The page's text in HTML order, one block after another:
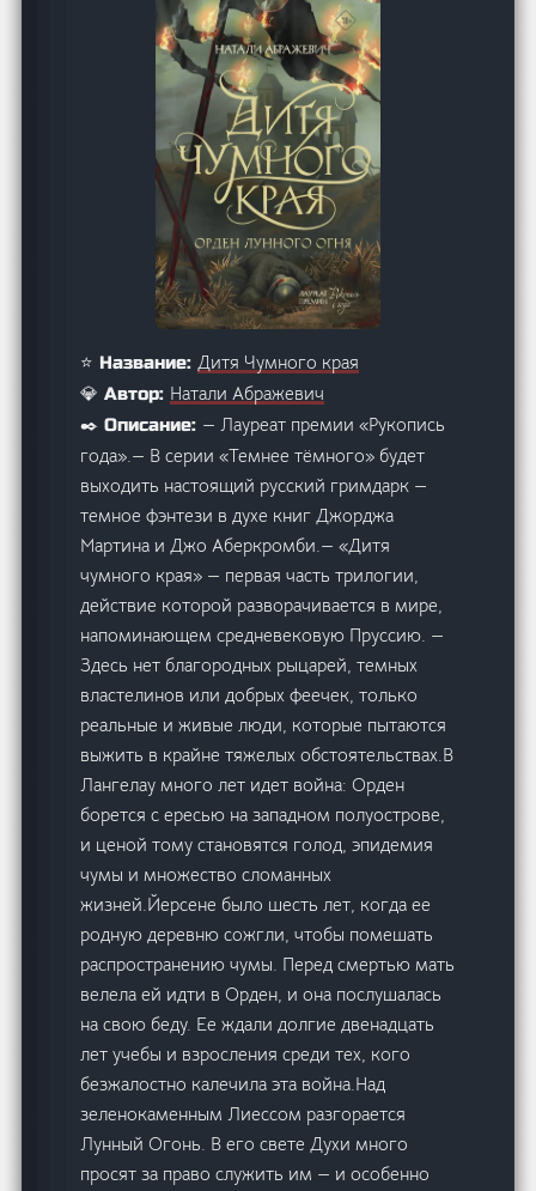
⭐ Название:Дитя Чумного края
💎 Автор: Натали Абражевич
✒️ Описание: — Лауреат премии «Рукопись
года».— В серии «Темнее тёмного» будет
выходить настоящий русский гримдарк —
темное фэнтези в духе книг Джорджа
Мартина и Джо Аберкромби.— «Дитя
чумного края» — первая часть трилогии,
действие которой разворачивается в мире,
напоминающем средневековую Пруссию. —
Здесь нет благородных рыцарей, темных
властелинов или добрых феечек, только
реальные и живые люди, которые пытаются
выжить в крайне тяжелых обстоятельствах.В
Лангелау много лет идет война: Орден
борется с ересью на западном полуострове,
и ценой тому становятся голод, эпидемия
чумы и множество сломанных
жизней.Йерсене было шесть лет, когда ее
родную деревню сожгли, чтобы помешать
распространению чумы. Перед смертью мать
велела ей идти в Орден, и она послушалась
на свою беду. Ее ждали долгие двенадцать
лет учебы и взросления среди тех, кого
безжалостно калечила эта война.Над
зеленокаменным Лиессом разгорается
Лунный Огонь. В его свете Духи много
просят за право служить им — и особенно